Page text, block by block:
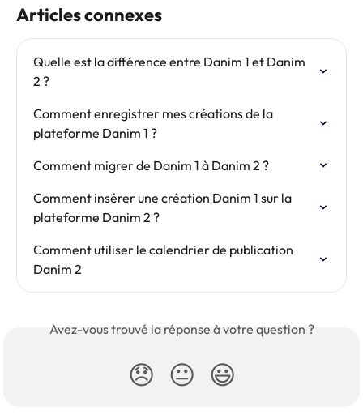
Articles connexes
Quelle est la différence entre Danim 1 et Danim
2 ?
Comment enregistrer mes créations de la
plateforme Danim 1 ?
Comment migrer de Danim 1 à Danim 2 ?
Comment insérer une création Danim 1 sur la
plateforme Danim 2 ?
Comment utiliser le calendrier de publication
Danim 2
Avez-vous trouvé la réponse à votre question ?
😞 😐 😃